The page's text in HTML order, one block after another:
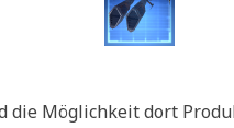
die Möglichkeit dort